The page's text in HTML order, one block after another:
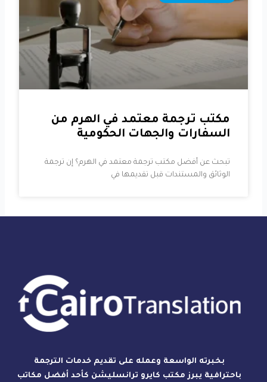
مكتب ترجمة معتمد في الهرم من
السفارات والجهات الحكومية
تبحث عن أفضل مكتب ترجمة معتمد في الهرم؟ إن ترجمة
الوثائق والمستندات قبل تقديمها في
بخبرته الواسعة وعمله على تقديم خدمات الترجمة
باحترافية يبرز مكتب كايرو ترانسليشن كأحد أفضل مكاتب